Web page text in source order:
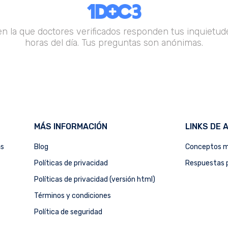
la que doctores verificados responden tus
horas del día. Tus preguntas son anónimas.
MÁS INFORMACIÓN
Blog
Políticas de privacidad
Políticas de privacidad (versión html)
Términos y condiciones
Política de seguridad
LINKS DE
Conceptos
Respuestas